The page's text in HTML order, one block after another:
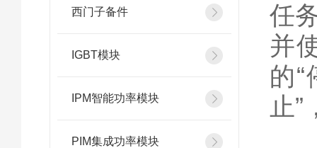
西门子备件
IGBT模块
IPM智能功率模块
PIM集成功率模块
任
并
的
止